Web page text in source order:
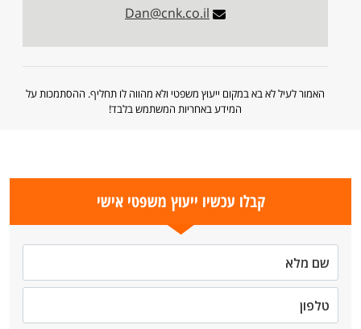
Dan@cnk.co.il
האמור לעיל לא בא במקום ייעוץ משפטי ולא מהווה לו תחליף. ההסתמכות על
המידע באחריות המשתמש בלבד!
קבלו עכשיו ייעוץ משפטי אישי